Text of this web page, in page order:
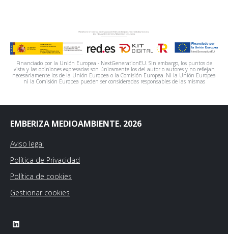
Financiado por la Unión Europea - NextGenerationEU. Sin embargo, los puntos de
vista y las opiniones expresadas son únicamente los del autor o autores y no reflejan
necesariamente los de la Unión Europea o la Comisión Europea. Ni la Unión Europea
ni la Comisión Europea pueden ser consideradas responsables de las mismas
EMBERIZA MEDIOAMBIENTE. 2026
Aviso legal
Política de Privacidad
Política de cookies
Gestionar cookies